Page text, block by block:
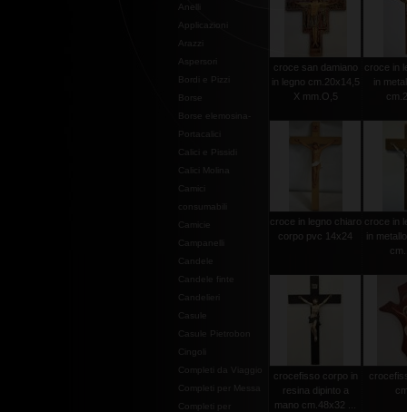
Anelli
Applicazioni
Arazzi
Aspersori
Bordi e Pizzi
Borse
Borse elemosina-
Portacalici
Calici e Pissidi
Calici Molina
Campanelli
Candele
Candele finte
Candelieri
Casule
Casule Pietrobon
Cingoli
Completi da Viaggio
Completi per Messa
Completi per
croce san damiano
in legno cm.20x14,5
X mm.O,5
croce in
in
croce in legno chiaro
corpo pvc 14x24
croce in
in
crocefisso corpo in
resina dipinto a
mano cm.48x32 ...